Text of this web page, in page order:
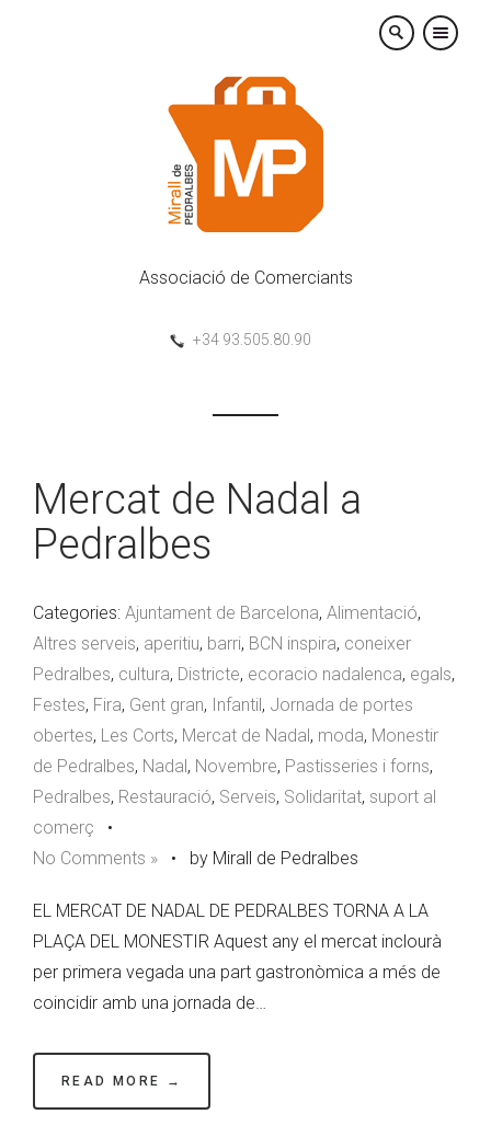
×
Associació de Comerciants
+34 93.505.80.90
Mercat de Nadal a
Pedralbes
Categories: Ajuntament de Barcelona, Alimentació,
Altres serveis, aperitiu, barri, BCN inspira, coneixer
Pedralbes, cultura, Districte, ecoracio nadalenca, egals,
Festes, Fira, Gent gran, Infantil, Jornada de portes
obertes, Les Corts, Mercat de Nadal, moda, Monestir
de Pedralbes, Nadal, Novembre, Pastisseries i forns,
Pedralbes, Restauració, Serveis, Solidaritat, suport al
comerç •
No Comments » • by Mirall de Pedralbes
EL MERCAT DE NADAL DE PEDRALBES TORNA A LA
PLAÇA DEL MONESTIR Aquest any el mercat inclourà
per primera vegada una part gastronòmica a més de
coincidir amb una jornada de…
READ MORE →